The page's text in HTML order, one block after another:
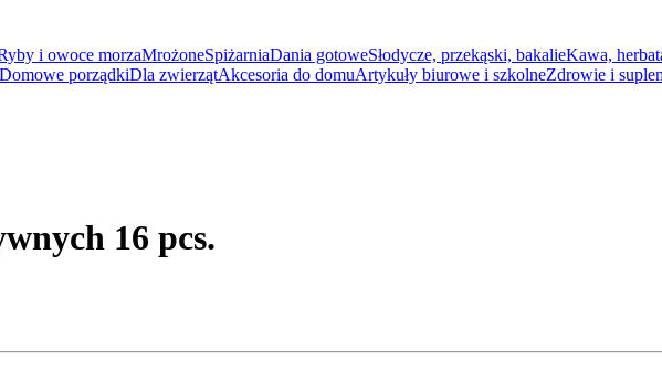
i owoce morzaMrożoneSpiżarniaDania gotoweSłodycze, przekąski, bakalieKawa,
Domowe porządkiDla zwierzątAkcesoria do domuArtykuły biurowe i szkolneZdrowie i
16 pcs.